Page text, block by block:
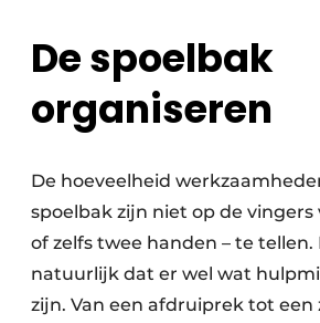
De spoelbak
organiseren
De hoeveelheid
spoelbak zijn niet op de vingers
of zelfs twee handen – te
natuurlijk dat er wel wat
zijn. Van een afdruiprek tot een